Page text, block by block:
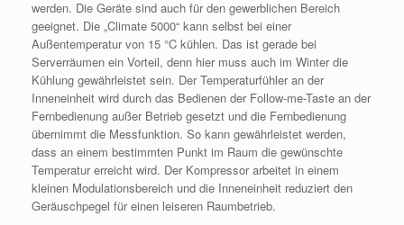
werden. Die Geräte sind auch für den gewerblichen Bereich
geeignet. Die „Climate 5000“ kann selbst bei einer
Außentemperatur von 15 °C kühlen. Das ist gerade bei
Serverräumen ein Vorteil, denn hier muss auch im Winter die
Kühlung gewährleistet sein. Der Temperaturfühler an der
Inneneinheit wird durch das Bedienen der Follow-me-Taste an der
Fernbedienung außer Betrieb gesetzt und die Fernbedienung
übernimmt die Messfunktion. So kann gewährleistet werden,
dass an einem bestimmten Punkt im Raum die gewünschte
Temperatur erreicht wird. Der Kompressor arbeitet in einem
kleinen Modulationsbereich und die Inneneinheit reduziert den
Geräuschpegel für einen leiseren Raumbetrieb.